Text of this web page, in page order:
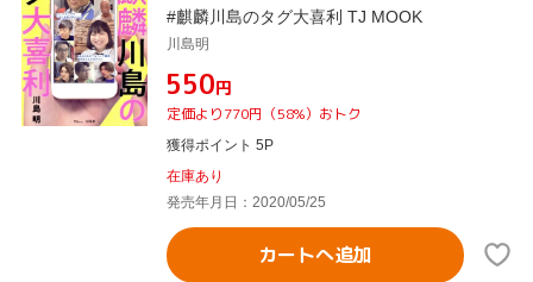
#麒麟川島のタグ大喜利 TJ MOOK
川島明
¥550円
定価より770円（58%）おトク
獲得ポイント 5P
在庫あり
発売年月日：2020/05/25
カートへ追加